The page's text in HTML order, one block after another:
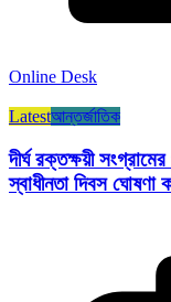
Online Desk
Latestআন্তর্জাতিক
দীর্ঘ রক্তক্ষয়ী
স্বাধীনতা দিবস ঘোষণা